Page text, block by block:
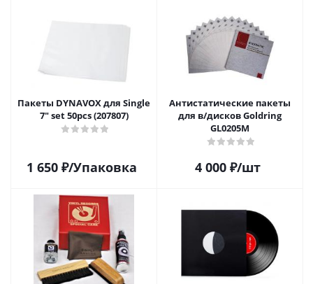
Пакеты DYNAVOX для Single
7" set 50pcs (207807)
1 650₽/Упаковка
Антистатические пакеты
для в/дисков Goldring
GL0205M
4 000₽/шт